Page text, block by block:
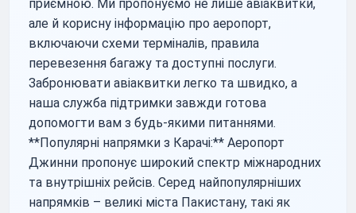
приємною. Ми пропонуємо не лише авіаквитки,
але й корисну інформацію про аеропорт,
включаючи схеми терміналів, правила
перевезення багажу та доступні послуги.
Забронювати авіаквитки легко та швидко, а
наша служба підтримки завжди готова
допомогти вам з будь-якими питаннями.
**Популярні напрямки з Карачі:** Аеропорт
Джинни пропонує широкий спектр міжнародних
та внутрішніх рейсів. Серед найпопулярніших
напрямків – великі міста Пакистану, такі як